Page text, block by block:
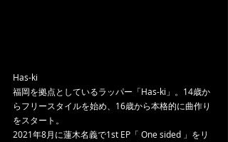
Has-ki
福岡を拠点としているラッパー「Has-ki」。14歳か
らフリースタイルを始め、16歳から本格的に曲作り
をスタート。
2021年8月に蓮木名義で1st EP「 One sided 」をリ